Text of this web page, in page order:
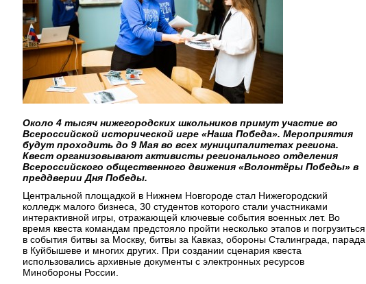
Около 4 тысяч нижегородских школьников примут участие во
Всероссийской исторической игре «Наша Победа». Мероприятия
будут проходить до 9 Мая во всех муниципалитетах региона.
Квест организовывают активисты регионального отделения
Всероссийского общественного движения «Волонтёры Победы» в
преддверии Дня Победы.
Центральной площадкой в Нижнем Новгороде стал Нижегородский
колледж малого бизнеса, 30 студентов которого стали участниками
интерактивной игры, отражающей ключевые события военных лет. Во
время квеста командам предстояло пройти несколько этапов и погрузиться
в события битвы за Москву, битвы за Кавказ, обороны Сталинграда, парада
в Куйбышеве и многих других. При создании сценария квеста
использовались архивные документы с электронных ресурсов
Минобороны России.